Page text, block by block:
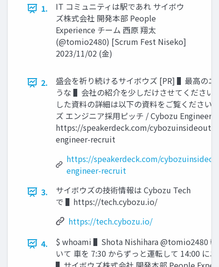
1.
IT コミュニティは駅であれ サイボウ
ズ株式会社 開発本部 People
Experience チーム ⻄原 翔太
(@tomio2480) [Scrum Fest Niseko]
2023/11/02 (⾦)
2.
盛会を祈り続けるサイボウズ [PR] ▌最⾼のニ
うな ▌会社の紹介を少しだけさせてくださ
した資料の詳細は以下の資料をご覧ください
ズ エンジニア採⽤ピッチ / Cybozu Engineer
https://speakerdeck.com/cybozuinsideout/
engineer-recruit
https://speakerdeck.com/
engineer-recruit
3.
サイボウズの技術情報は Cybozu Tech
で ▌https://tech.cybozu.io/
https://tech.cybozu.io/
4.
$ whoami ▌Shota Nishihara @tomio2480 朝
いて ⾞を 7:30 からずっと運転して 14:00 に